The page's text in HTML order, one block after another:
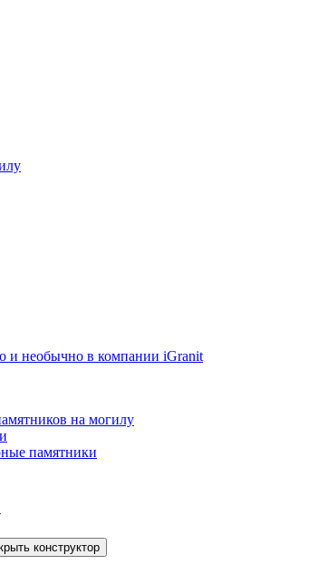
и необычно в компании iGranit
на могилу
памятники
конструктор